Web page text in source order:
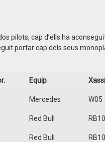
pilots, cap d’ells ha
portar cap dels seus
Equip
Mercedes W05
Red Bull RB10
Red Bull RB10